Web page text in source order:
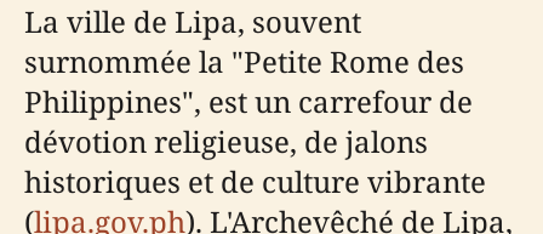
La ville de Lipa, souvent
surnommée la "Petite Rome des
Philippines", est un carrefour de
dévotion religieuse, de jalons
historiques et de culture vibrante
(lipa.gov.ph). L'Archevêché de Lipa,